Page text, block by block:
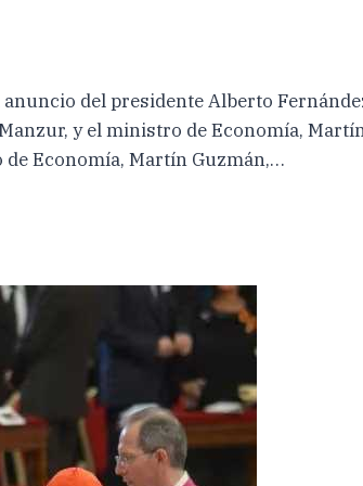
del presidente Alberto
y el ministro de Economía,
Economía, Martín Guzmán,…